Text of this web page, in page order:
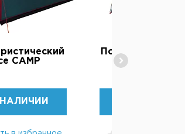
CAMP
Походный
BTrace